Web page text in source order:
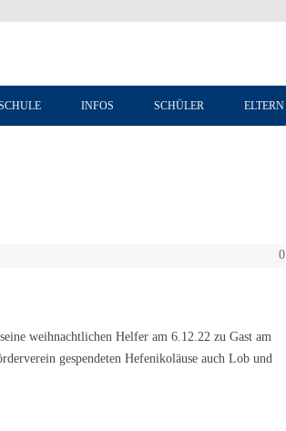
INFOS SCHÜLER ELTERN
0
weihnachtlichen Helfer am 6.12.22 zu Gast am
gespendeten Hefenikoläuse auch Lob und